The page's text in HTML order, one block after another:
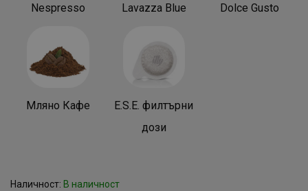
Nespresso
Мляно Кафе
Lavazza Blue
E.S.E. филтърни
дози
Dolce Gusto
Наличност: В наличност